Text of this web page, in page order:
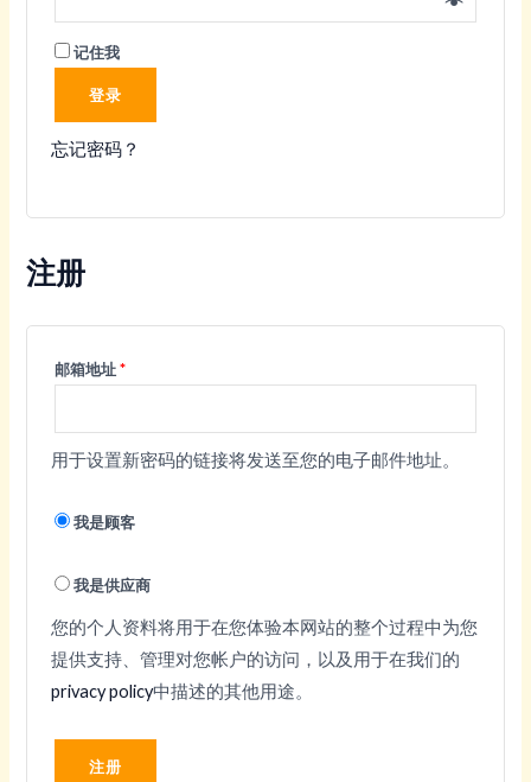
记住我
登录
忘记密码？
注册
邮箱地址*必
用于设置新密码的链接将发送至您的电子邮件地址。
我是顾客
我是供应商
您的个人资料将用于在您体验本网站的整个过程中为您
提供支持、管理对您帐户的访问，以及用于在我们的
privacy policy中描述的其他用途。
注册